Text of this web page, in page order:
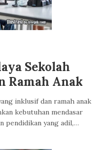
Sekolah
Ramah Anak
inklusif dan ramah anak
kebutuhan mendasar
pendidikan yang adil,…